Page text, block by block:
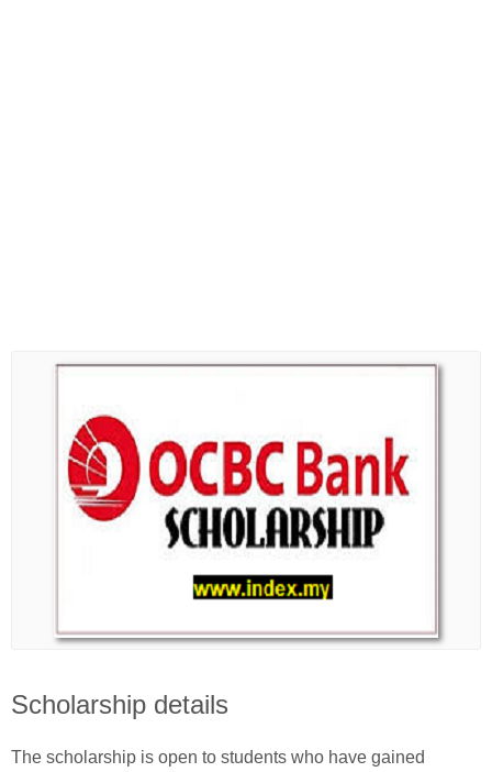
Scholarship Tips
SPM Scholarships
STPM Scholarships
Scholarship details
The scholarship is open to students who have gained